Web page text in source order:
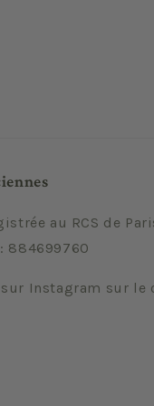
au RCS de
: 884699760
Instagram sur le